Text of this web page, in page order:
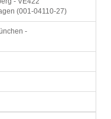
(001-04110-27)
-